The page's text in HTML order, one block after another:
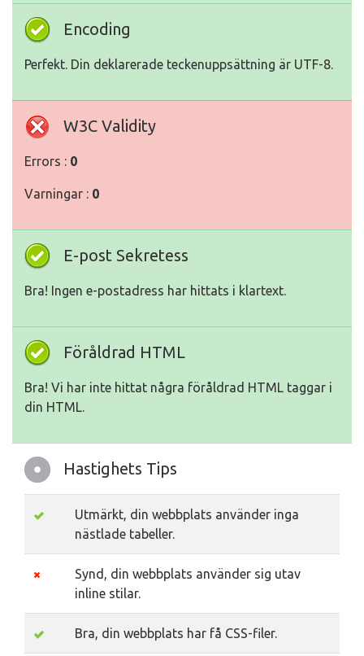
Encoding
Perfekt. Din deklarerade teckenuppsättning är UTF-8.
W3C Validity
Errors : 0
Varningar : 0
E-post Sekretess
Bra! Ingen e-postadress har hittats i klartext.
Föråldrad HTML
Bra! Vi har inte hittat några föråldrad HTML taggar i
din HTML.
Hastighets Tips
Utmärkt, din webbplats använder inga
nästlade tabeller.
Synd, din webbplats använder sig utav
inline stilar.
Bra, din webbplats har få CSS-filer.